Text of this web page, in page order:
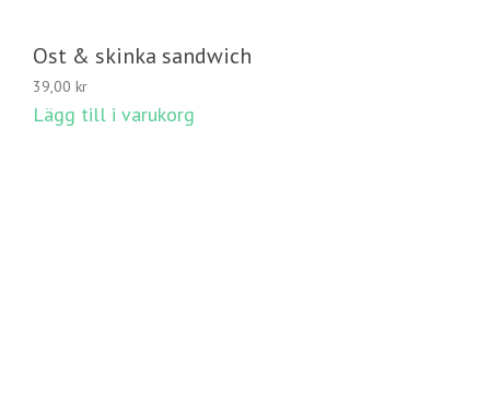
Ost & skinka sandwich
39,00 kr
Lägg till i varukorg